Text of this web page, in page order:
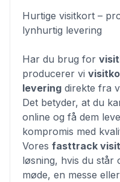
Hurtige visitkort –
lynhurtig levering
Har du brug for
producerer vi
levering direkte fra
Det betyder, at du
online og få dem
kompromis med
Vores fasttrack
løsning, hvis du står
møde, en messe